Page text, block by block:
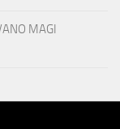
MAGI